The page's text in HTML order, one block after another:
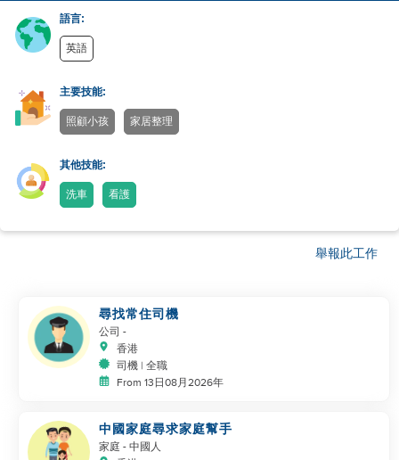
語言:
英語
主要技能:
照顧小孩 家居整理
其他技能:
洗車 看護
舉報此工作
尋找常住司機
公司 -
香港
司機 | 全職
From 13日08月2026年
中國家庭尋求家庭幫手
家庭 - 中國人